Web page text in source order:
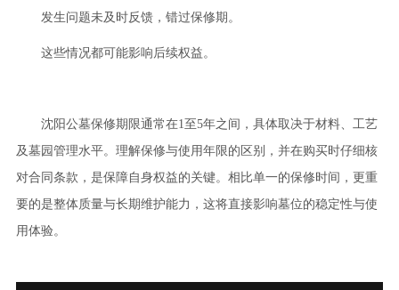
发生问题未及时反馈，错过保修期。
这些情况都可能影响后续权益。
沈阳公墓保修期限通常在1至5年之间，具体取决于材料、工艺
及墓园管理水平。理解保修与使用年限的区别，并在购买时仔细核
对合同条款，是保障自身权益的关键。相比单一的保修时间，更重
要的是整体质量与长期维护能力，这将直接影响墓位的稳定性与使
用体验。